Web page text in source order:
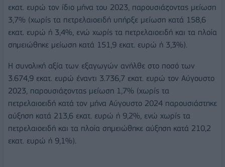
εκατ. ευρώ τον ίδιο μήνα του 2023, παρουσιάζοντας μείωση
3,7% (χωρίς τα πετρελαιοειδή υπήρξε μείωση κατά 158,6
εκατ. ευρώ ή 3,4%, ενώ χωρίς τα πετρελαιοειδή και τα πλοία
σημειώθηκε μείωση κατά 151,9 εκατ. ευρώ ή 3,3%).
Η συνολική αξία των εξαγωγών ανήλθε στο ποσό των
3.674,9 εκατ. ευρώ έναντι 3.736,7 εκατ. ευρώ τον Αύγουστο
2023, παρουσιάζοντας μείωση 1,7% (χωρίς τα
πετρελαιοειδή κατά τον μήνα Αύγουστο 2024 παρουσιάστηκε
αύξηση κατά 213,6 εκατ. ευρώ ή 9,2%, ενώ χωρίς τα
πετρελαιοειδή και τα πλοία σημειώθηκε αύξηση κατά 210,2
εκατ. ευρώ ή 9,1%).